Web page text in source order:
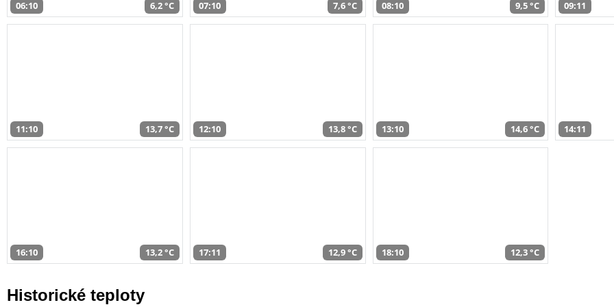
06:10 6,2 °C 07:10 7,6 °C 08:10 9,5 °C 09:11
11:10 13,7 °C 12:10 13,8 °C 13:10 14,6 °C 14:11
16:10 13,2 °C 17:11 12,9 °C 18:10 12,3 °C
Historické teploty